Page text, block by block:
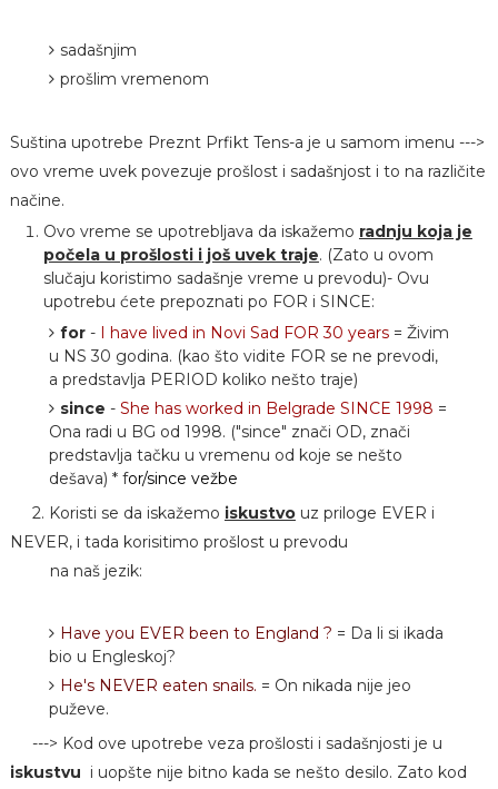
sadašnjim
prošlim vremenom
Suština upotrebe Preznt Prfikt Tens-a je u samom imenu --->
ovo vreme uvek povezuje prošlost i sadašnjost i to na različite
načine.
Ovo vreme se upotrebljava da iskažemo radnju koja je
počela u prošlosti i još uvek traje. (Zato u ovom
slučaju koristimo sadašnje vreme u prevodu)- Ovu
upotrebu ćete prepoznati po FOR i SINCE:
for- I have lived in Novi Sad FOR 30 years= Živim
u NS 30 godina. (kao što vidite FOR se ne prevodi,
a predstavlja PERIOD koliko nešto traje)
since - She has worked in Belgrade SINCE 1998 =
Ona radi u BG od 1998. ("since" znači OD, znači
predstavlja tačku u vremenu od koje se nešto
dešava) * for/since vežbe
2. Koristi se da iskažemo iskustvouz priloge EVER i
NEVER, i tada korisitimo prošlost u prevodu
na naš jezik:
Have you EVER been to England ? = Da li si ikada
bio u Engleskoj?
He's NEVER eaten snails. = On nikada nije jeo
puževe.
---> Kod ove upotrebe veza prošlosti i sadašnjosti je u
iskustvu i uopšte nije bitno kada se nešto desilo. Zato kod